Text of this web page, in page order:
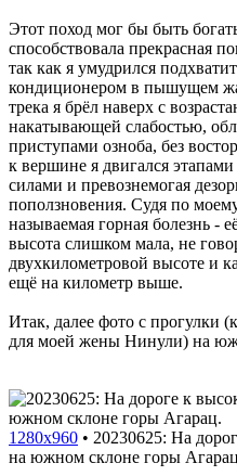
Этот поход мог бы быть
способствовала прекрасная
так как я умудрился
кондиционером в пышущем
трека я брёл наверх с
накатывающей слабостью,
приступами озноба, без
к вершине я двигался
силами и превознемогая
поползновения. Судя по
называемая горная болезнь -
высота слишком мала, не
двухкилометровой высоте и
ещё на километр выше.
Итак, далее фото с прогулки
для моей жены Нинули) на
1280x960 • 20230625: На
на южном склоне горы